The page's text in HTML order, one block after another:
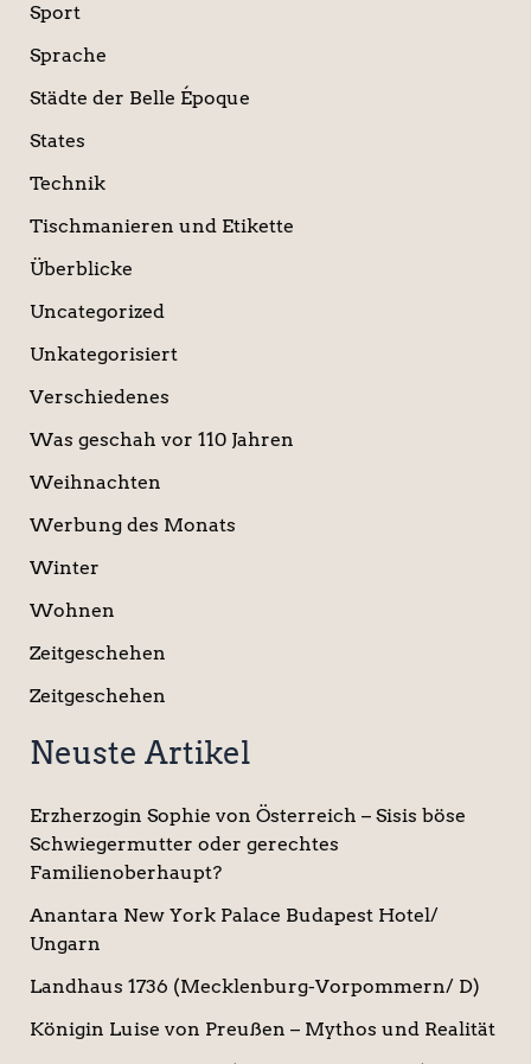
Sport
Sprache
Städte der Belle Époque
States
Technik
Tischmanieren und Etikette
Überblicke
Uncategorized
Unkategorisiert
Verschiedenes
Was geschah vor 110 Jahren
Weihnachten
Werbung des Monats
Winter
Wohnen
Zeitgeschehen
Zeitgeschehen
Neuste Artikel
Erzherzogin Sophie von Österreich – Sisis böse
Schwiegermutter oder gerechtes
Familienoberhaupt?
Anantara New York Palace Budapest Hotel/
Ungarn
Landhaus 1736 (Mecklenburg-Vorpommern/ D)
Königin Luise von Preußen – Mythos und Realität